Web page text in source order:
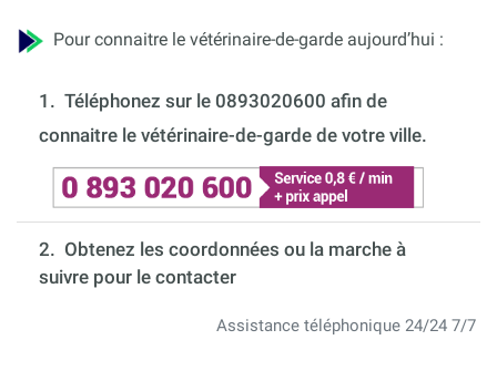
Pour connaitre le vétérinaire-de-garde aujourd’hui :
1. Téléphonez sur le 0893020600 afin de
connaitre le vétérinaire-de-garde de votre ville.
2. Obtenez les coordonnées ou la marche à
suivre pour le contacter
Assistance téléphonique 24/24 7/7